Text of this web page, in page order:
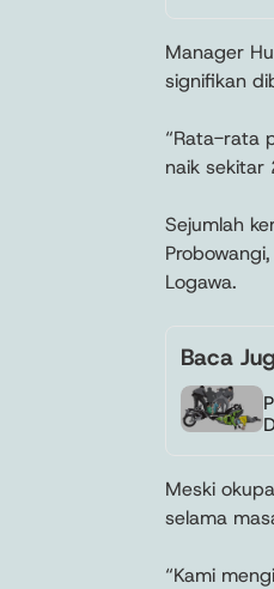
Manager
signifikan
“Rata-rata
naik sekitar
Sejumlah
Logawa.
Baca
Meski
selama
“Kami